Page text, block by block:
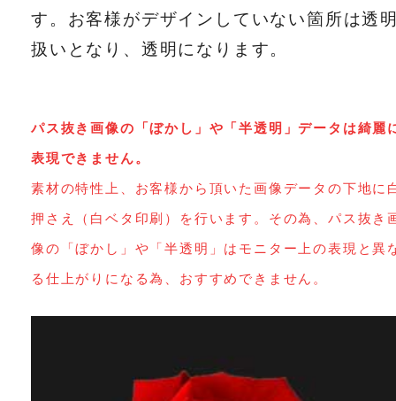
す。お客様がデザインしていない箇所は透
扱いとなり、透明になります。
パス抜き画像の「ぼかし」や「半透明」データは綺麗
表現できません。
素材の特性上、お客様から頂いた画像データの下地に
押さえ（白ベタ印刷）を行います。その為、パス抜き
像の「ぼかし」や「半透明」はモニター上の表現と異
る仕上がりになる為、おすすめできません。